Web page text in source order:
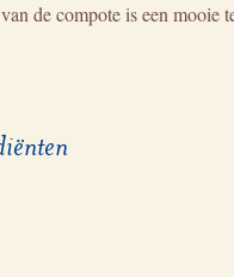
de compote is een mooie